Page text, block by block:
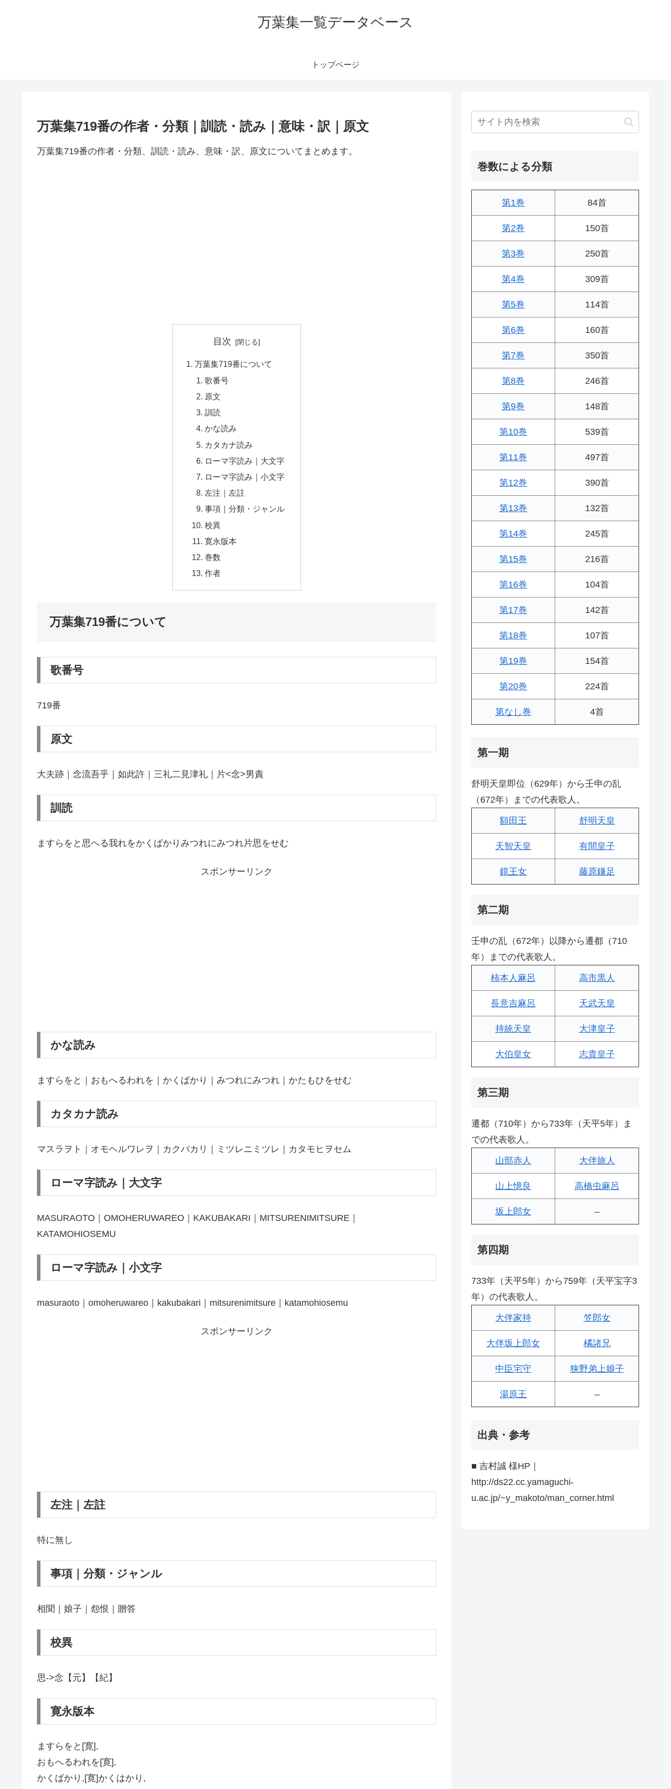
万葉集一覧データベース
トップページ
万葉集719番の作者・分類｜訓読・読み｜意味・訳｜原文
万葉集719番の作者・分類、訓読・読み、意味・訳、原文についてまとめます。
目次
万葉集719番について
歌番号
原文
訓読
かな読み
カタカナ読み
ローマ字読み｜大文字
ローマ字読み｜小文字
左注｜左註
事項｜分類・ジャンル
校異
寛永版本
巻数
作者
万葉集719番について
歌番号
719番
原文
大夫跡｜念流吾乎｜如此許｜三礼二見津礼｜片<念>男責
訓読
ますらをと思へる我れをかくばかりみつれにみつれ片思をせむ
スポンサーリンク
かな読み
ますらをと｜おもへるわれを｜かくばかり｜みつれにみつれ｜かたもひをせむ
カタカナ読み
マスラヲト｜オモヘルワレヲ｜カクバカリ｜ミツレニミツレ｜カタモヒヲセム
ローマ字読み｜大文字
MASURAOTO｜OMOHERUWAREO｜KAKUBAKARI｜MITSURENIMITSURE｜
KATAMOHIOSEMU
ローマ字読み｜小文字
masuraoto｜omoheruwareo｜kakubakari｜mitsurenimitsure｜katamohiosemu
スポンサーリンク
左注｜左註
特に無し
事項｜分類・ジャンル
相聞｜娘子｜怨恨｜贈答
校異
思->念【元】【紀】
寛永版本
ますらをと[寛],
おもへるわれを[寛],
かくばかり,[寛]かくはかり,
巻数による分類
第1巻 84首
第2巻 150首
第3巻 250首
第4巻 309首
第5巻 114首
第6巻 160首
第7巻 350首
第8巻 246首
第9巻 148首
第10巻 539首
第11巻 497首
第12巻 390首
第13巻 132首
第14巻 245首
第15巻 216首
第16巻 104首
第17巻 142首
第18巻 107首
第19巻 154首
第20巻 224首
第なし巻 4首
第一期
舒明天皇即位（629年）から壬申の乱
（672年）までの代表歌人。
額田王 舒明天皇
天智天皇 有間皇子
鏡王女 藤原鎌足
第二期
壬申の乱（672年）以降から遷都（710
年）までの代表歌人。
柿本人麻呂 高市黒人
長意吉麻呂 天武天皇
持統天皇 大津皇子
大伯皇女 志貴皇子
第三期
遷都（710年）から733年（天平5年）ま
での代表歌人。
山部赤人 大伴旅人
山上憶良 高橋虫麻呂
坂上郎女 –
第四期
733年（天平5年）から759年（天平宝字3
年）の代表歌人。
大伴家持 笠郎女
大伴坂上郎女 橘諸兄
中臣宅守 狭野弟上娘子
湯原王 –
出典・参考
■ 吉村誠 様HP｜
http://ds22.cc.yamaguchi-
u.ac.jp/~y_makoto/man_corner.html